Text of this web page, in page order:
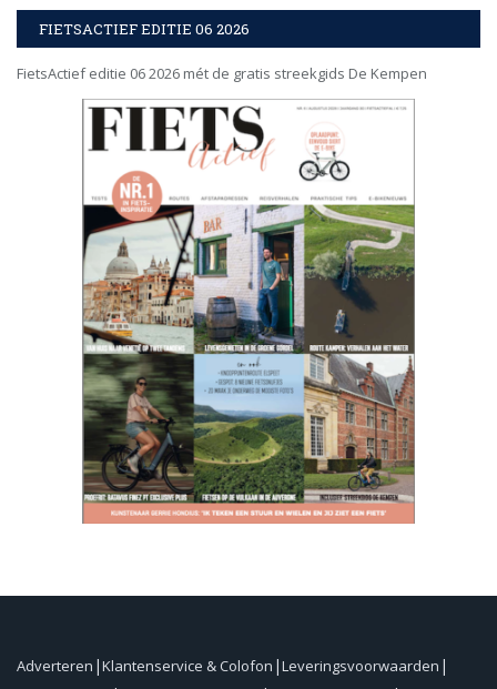
FIETSACTIEF EDITIE 06 2026
FietsActief editie 06 2026 mét de gratis streekgids De Kempen
Adverteren Klantenservice & Colofon Leveringsvoorwaarden